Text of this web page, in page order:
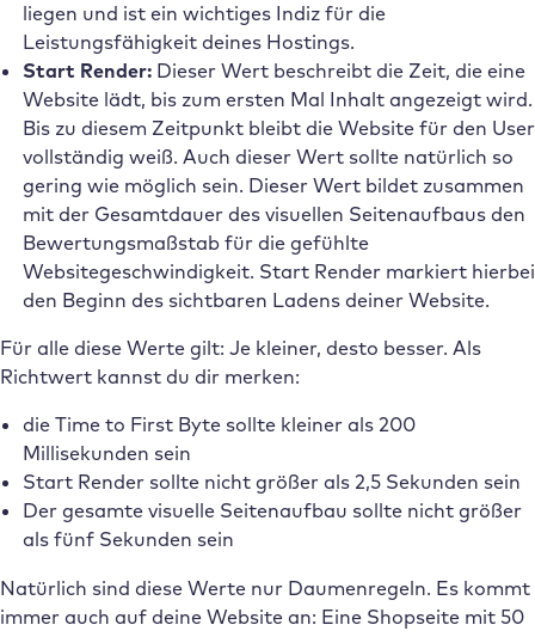
liegen und ist ein wichtiges Indiz für die
Leistungsfähigkeit deines Hostings.
Start Render:Dieser Wert beschreibt die Zeit, die eine
Website lädt, bis zum ersten Mal Inhalt angezeigt wird.
Bis zu diesem Zeitpunkt bleibt die Website für den User
vollständig weiß. Auch dieser Wert sollte natürlich so
gering wie möglich sein. Dieser Wert bildet zusammen
mit der Gesamtdauer des visuellen Seitenaufbaus den
Bewertungsmaßstab für die gefühlte
Websitegeschwindigkeit. Start Render markiert hierbei
den Beginn des sichtbaren Ladens deiner Website.
Für alle diese Werte gilt: Je kleiner, desto besser. Als
Richtwert kannst du dir merken:
die Time to First Byte sollte kleiner als 200
Millisekunden sein
Start Render sollte nicht größer als 2,5 Sekunden sein
Der gesamte visuelle Seitenaufbau sollte nicht größer
als fünf Sekunden sein
Natürlich sind diese Werte nur Daumenregeln. Es kommt
immer auch auf deine Website an: Eine Shopseite mit 50